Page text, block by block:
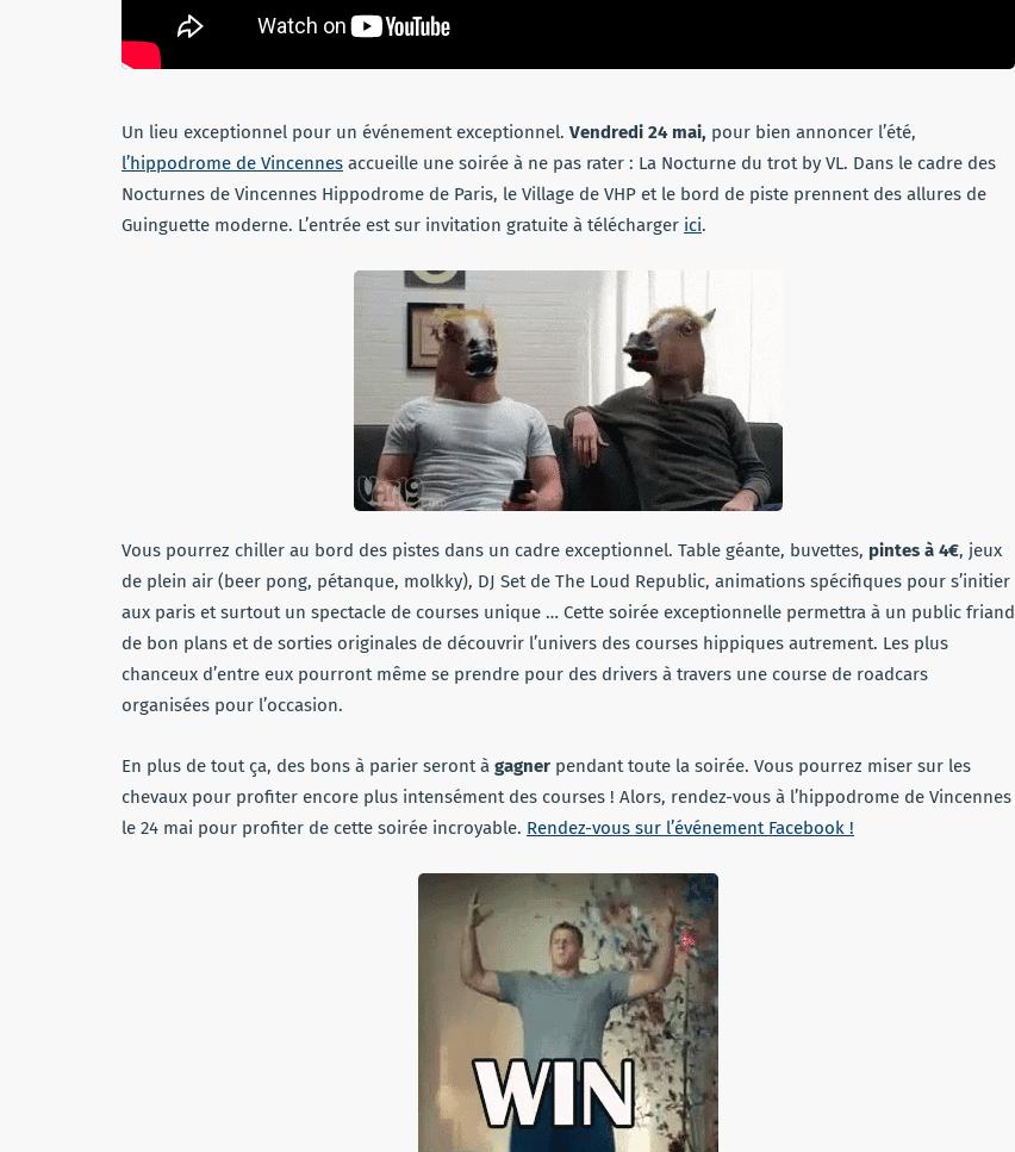
Un lieu exceptionnel pour un événement exceptionnel. Vendredi 24 mai, pour bien annoncer l’été,
l’hippodrome de Vincennes accueille une soirée à ne pas rater : La Nocturne du trot by VL. Dans le cadre des
Nocturnes de Vincennes Hippodrome de Paris, le Village de VHP et le bord de piste prennent des allures de
Guinguette moderne. L’entrée est sur invitation gratuite à télécharger ici.
Vous pourrez chiller au bord des pistes dans un cadre exceptionnel. Table géante, buvettes, pintes à 4€, jeux
de plein air (beer pong, pétanque, molkky), DJ Set de The Loud Republic, animations spécifiques pour s’initier
aux paris et surtout un spectacle de courses unique … Cette soirée exceptionnelle permettra à un public friand
de bon plans et de sorties originales de découvrir l’univers des courses hippiques autrement. Les plus
chanceux d’entre eux pourront même se prendre pour des drivers à travers une course de roadcars
organisées pour l’occasion.
En plus de tout ça, des bons à parier seront à gagner pendant toute la soirée. Vous pourrez miser sur les
chevaux pour profiter encore plus intensément des courses ! Alors, rendez-vous à l’hippodrome de Vincennes
le 24 mai pour profiter de cette soirée incroyable. Rendez-vous sur l’événement Facebook !